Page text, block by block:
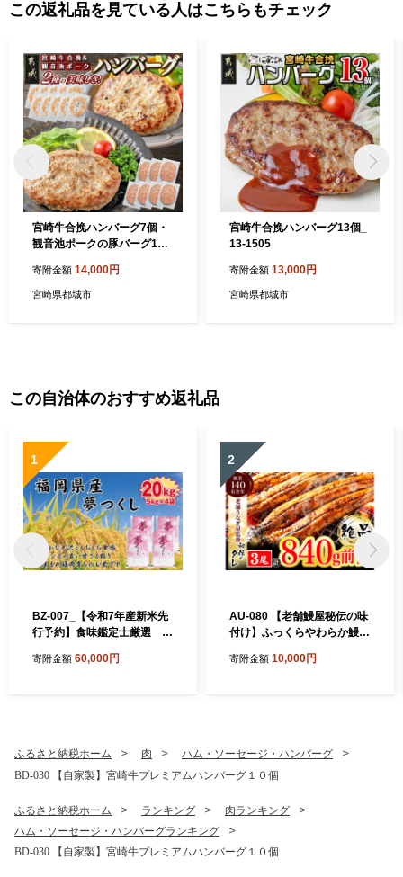
この返礼品を見ている人はこちらもチェック
宮崎牛合挽ハンバーグ7個・
観音池ポークの豚バーグ10
寄附金額 14,000円
宮崎県都城市
宮崎牛合挽ハンバーグ13個_
13-1505
寄附金額 13,000円
宮崎県都城市
この自治体のおすすめ返礼品
1
BZ-007_【令和7年産新米先
行予約】食味鑑定士厳選
×4)
寄附金額 60,000円
2
AU-080 【老舗鰻屋秘伝の味
付け】ふっくらやわらか鰻の
寄附金額 10,000円
ふるさと納税ホーム 肉
ハム・ソーセージ・ハンバーグ
BD-030 【自家製】宮崎牛プレミアムハンバーグ１０個
ふるさと納税ホーム ランキング
肉ランキング
ハム・ソーセージ・ハンバーグランキング
BD-030 【自家製】宮崎牛プレミアムハンバーグ１０個